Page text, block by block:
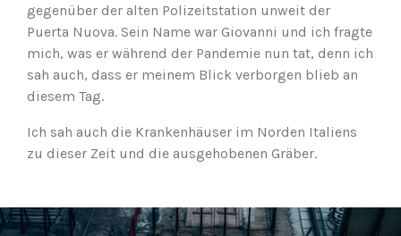
gegenüber der alten Polizeitstation unweit der
Puerta Nuova. Sein Name war Giovanni und ich fragte
mich, was er während der Pandemie nun tat, denn ich
sah auch, dass er meinem Blick verborgen blieb an
diesem Tag.
Ich sah auch die Krankenhäuser im Norden Italiens
zu dieser Zeit und die ausgehobenen Gräber.